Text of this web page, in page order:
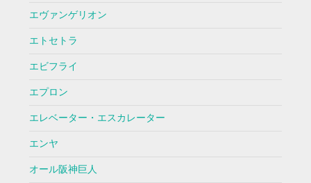
エヴァンゲリオン
エトセトラ
エビフライ
エプロン
エレベーター・エスカレーター
エンヤ
オール阪神巨人